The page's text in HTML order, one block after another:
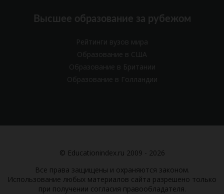
Высшее образование за рубежом
Рейтинги вузов мира
Образование в США
Образование в Британии
Образование в Голландии
© Educationindex.ru 2009 - 2026
Все права защищены и охраняются законом.
Использование любых материалов сайта разрешено только
при получении согласия правообладателя.